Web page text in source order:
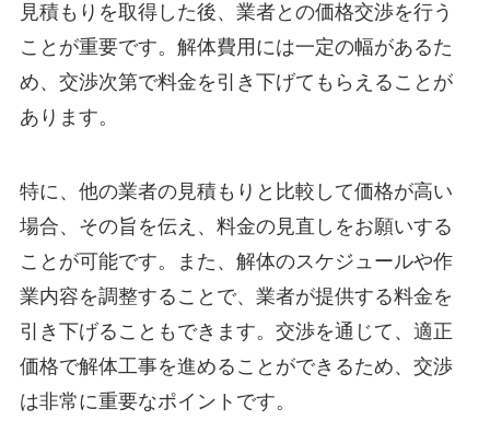
見積もりを取得した後、業者との価格交渉を行う
ことが重要です。解体費用には一定の幅があるた
め、交渉次第で料金を引き下げてもらえることが
あります。
特に、他の業者の見積もりと比較して価格が高い
場合、その旨を伝え、料金の見直しをお願いする
ことが可能です。また、解体のスケジュールや作
業内容を調整することで、業者が提供する料金を
引き下げることもできます。交渉を通じて、適正
価格で解体工事を進めることができるため、交渉
は非常に重要なポイントです。